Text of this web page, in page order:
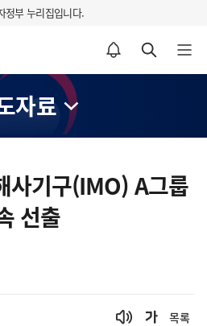
정부 누리집입니다.
알림설정 바로가기 검색 바로가기 메뉴 열기
자료
사기구(IMO) A그룹
선출
목록